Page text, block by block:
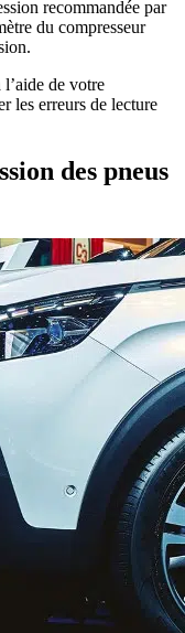
recommandée par
du compresseur
l’aide de votre
les erreurs de lecture
des pneus